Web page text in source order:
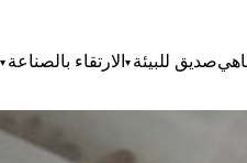
صديق للبيئة الارتقاء بالصناعة